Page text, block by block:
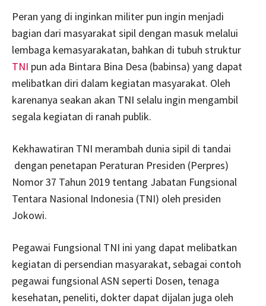
Peran yang di inginkan militer pun ingin menjadi
bagian dari masyarakat sipil dengan masuk melalui
lembaga kemasyarakatan, bahkan di tubuh struktur
TNI pun ada Bintara Bina Desa (babinsa) yang dapat
melibatkan diri dalam kegiatan masyarakat. Oleh
karenanya seakan akan TNI selalu ingin mengambil
segala kegiatan di ranah publik.
Kekhawatiran TNI merambah dunia sipil di tandai
dengan penetapan Peraturan Presiden (Perpres)
Nomor 37 Tahun 2019 tentang Jabatan Fungsional
Tentara Nasional Indonesia (TNI) oleh presiden
Jokowi.
Pegawai Fungsional TNI ini yang dapat melibatkan
kegiatan di persendian masyarakat, sebagai contoh
pegawai fungsional ASN seperti Dosen, tenaga
kesehatan, peneliti, dokter dapat dijalan juga oleh